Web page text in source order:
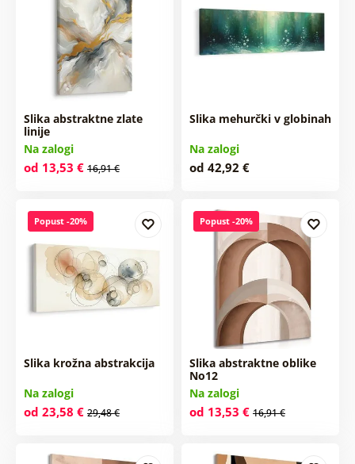
Slika abstraktne zlate
linije
Na zalogi
od 13,53 € 16,91 €
Slika mehurčki v globinah
Na zalogi
od 42,92 €
Popust -20%
Slika krožna abstrakcija
Na zalogi
od 23,58 € 29,48 €
Popust -20%
Slika abstraktne oblike
No12
Na zalogi
od 13,53 € 16,91 €